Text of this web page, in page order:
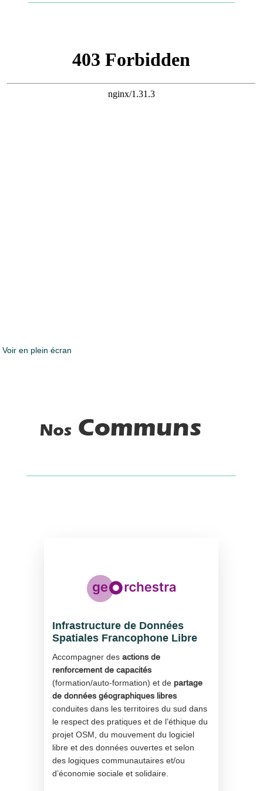
Voir en plein écran
Nos Communs
Infrastructure de Données
Spatiales Francophone Libre
Accompagner desactions de
renforcement de capacités
(formation/auto-formation) et de partage
de données géographiques libres
conduites dans les territoires du sud dans
le respect des pratiques et de l’éthique du
projet OSM, du mouvement du logiciel
libre et des données ouvertes et selon
des logiques communautaires et/ou
d’économie sociale et solidaire.